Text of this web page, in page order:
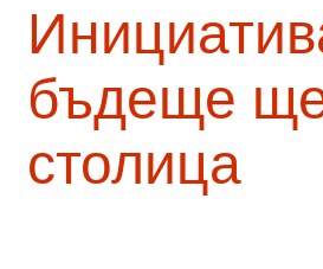
бъдеще ще
столица